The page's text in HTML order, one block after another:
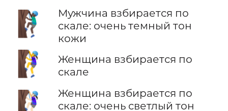
🧗🏿‍♂️
Мужчина взбирается по
скале: очень темный тон
кожи
🧗‍♀️
Женщина взбирается по
скале
🧗🏻‍♀️
Женщина взбирается по
скале: очень светлый тон